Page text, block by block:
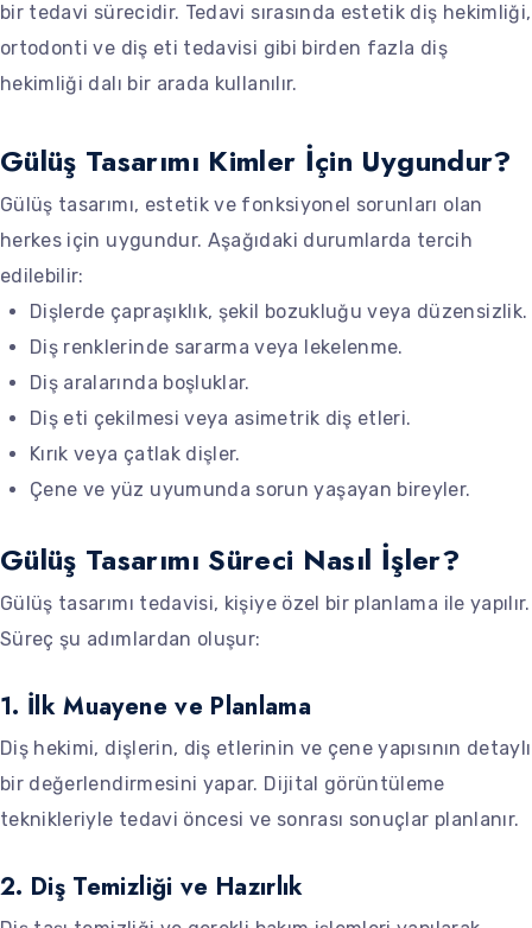
bir tedavi sürecidir. Tedavi sırasında estetik diş hekimliği,
ortodonti ve diş eti tedavisi gibi birden fazla diş
hekimliği dalı bir arada kullanılır.
Gülüş Tasarımı Kimler İçin Uygundur?
Gülüş tasarımı, estetik ve fonksiyonel sorunları olan
herkes için uygundur. Aşağıdaki durumlarda tercih
edilebilir:
Dişlerde çapraşıklık, şekil bozukluğu veya düzensizlik.
Diş renklerinde sararma veya lekelenme.
Diş aralarında boşluklar.
Diş eti çekilmesi veya asimetrik diş etleri.
Kırık veya çatlak dişler.
Çene ve yüz uyumunda sorun yaşayan bireyler.
Gülüş Tasarımı Süreci Nasıl İşler?
Gülüş tasarımı tedavisi, kişiye özel bir planlama ile yapılır.
Süreç şu adımlardan oluşur:
1. İlk Muayene ve Planlama
Diş hekimi, dişlerin, diş etlerinin ve çene yapısının detaylı
bir değerlendirmesini yapar. Dijital görüntüleme
teknikleriyle tedavi öncesi ve sonrası sonuçlar planlanır.
2. Diş Temizliği ve Hazırlık